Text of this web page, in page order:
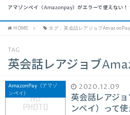
アマゾンペイ（Amazonpay）がエラーで使えない！
HOME タグ : 英会話レアジョブ
TAG
英会話レアジョブ
AmazonPay（アマゾ
ンペイ）
2020.12.09
英会話レアジ
ンペイ）って使